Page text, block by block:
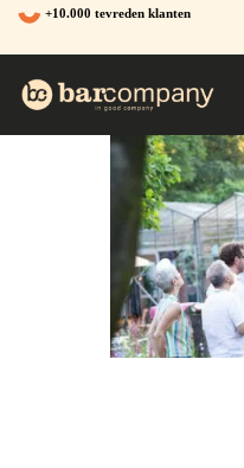
Ga
naar
de
+10.000 tevreden klanten